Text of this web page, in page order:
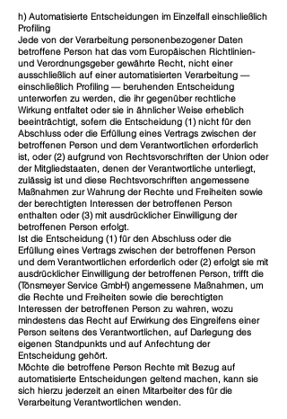
h) Automatisierte Entscheidungen im Einzelfall einschließlich
Profiling
Jede von der Verarbeitung personenbezogener Daten
betroffene Person hat das vom Europäischen Richtlinien-
und Verordnungsgeber gewährte Recht, nicht einer
ausschließlich auf einer automatisierten Verarbeitung —
einschließlich Profiling — beruhenden Entscheidung
unterworfen zu werden, die ihr gegenüber rechtliche
Wirkung entfaltet oder sie in ähnlicher Weise erheblich
beeinträchtigt, sofern die Entscheidung (1) nicht für den
Abschluss oder die Erfüllung eines Vertrags zwischen der
betroffenen Person und dem Verantwortlichen erforderlich
ist, oder (2) aufgrund von Rechtsvorschriften der Union oder
der Mitgliedstaaten, denen der Verantwortliche unterliegt,
zulässig ist und diese Rechtsvorschriften angemessene
Maßnahmen zur Wahrung der Rechte und Freiheiten sowie
der berechtigten Interessen der betroffenen Person
enthalten oder (3) mit ausdrücklicher Einwilligung der
betroffenen Person erfolgt.
Ist die Entscheidung (1) für den Abschluss oder die
Erfüllung eines Vertrags zwischen der betroffenen Person
und dem Verantwortlichen erforderlich oder (2) erfolgt sie mit
ausdrücklicher Einwilligung der betroffenen Person, trifft die
(Tönsmeyer Service GmbH) angemessene Maßnahmen, um
die Rechte und Freiheiten sowie die berechtigten
Interessen der betroffenen Person zu wahren, wozu
mindestens das Recht auf Erwirkung des Eingreifens einer
Person seitens des Verantwortlichen, auf Darlegung des
eigenen Standpunkts und auf Anfechtung der
Entscheidung gehört.
Möchte die betroffene Person Rechte mit Bezug auf
automatisierte Entscheidungen geltend machen, kann sie
sich hierzu jederzeit an einen Mitarbeiter des für die
Verarbeitung Verantwortlichen wenden.